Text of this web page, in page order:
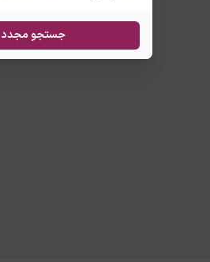
جستجو مجدد